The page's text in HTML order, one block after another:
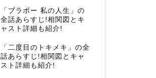
「ブラボー 私の人生」の
全話あらすじ!相関図とキ
ャスト詳細も紹介!
「二度目のトキメキ」の全
話あらすじ!相関図とキャ
スト詳細も紹介!